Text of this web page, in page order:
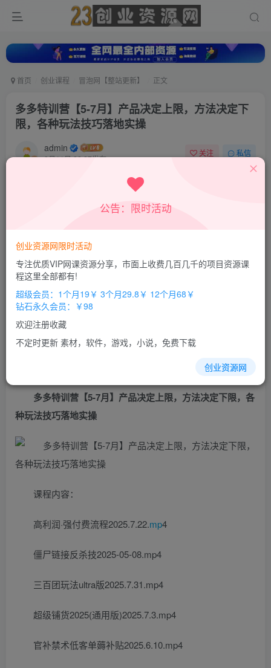
首页 创业课程 冒泡网【整站更新】 正文
多多特训营【5-7月】产品决定上限，方法决定下
限，各种玩法技巧落地实操
admin
8月11日 22:27发布
关注 私信
超级会员
立即购买
您当前未登录！建议登陆后购买，办理会员包月更省钱，可保存购
多多特训营【5-7月】产品决定上限，方法决定下限，各
种玩法技巧落地实操
课程内容：
高利润·强付费流程2025.7.22.mp4
僵尸链接反杀技2025-05-08.mp4
三百团玩法ultra版2025.7.31.mp4
超级铺货2025(通用版)2025.7.3.mp4
官补禁术低客单薅补贴2025.6.10.mp4
公告：限时活动
创业资源网限时活动
专注优质VIP网课资源分享，市面上收费几百几千的项目资源课
程这里全部都有!
超级会员：1个月19￥ 3个月29.8￥ 12个月68￥
钻石永久会员：￥98
欢迎注册收藏
不定时更新 素材，软件，游戏，小说，免费下载
创业资源网